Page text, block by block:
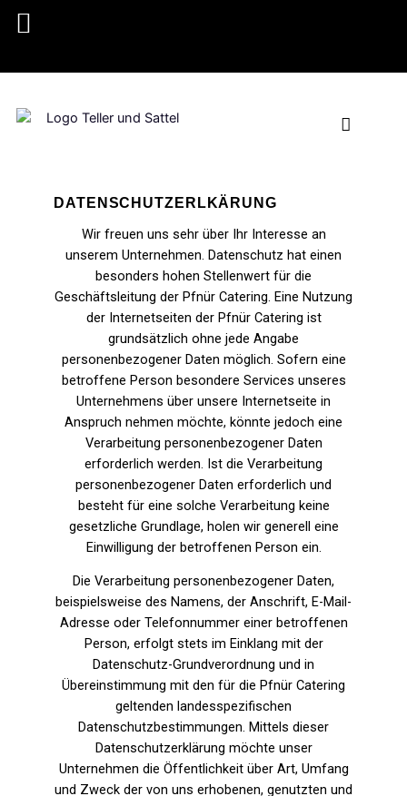
DATENSCHUTZERLKÄRUNG
Wir freuen uns sehr über Ihr Interesse an
unserem Unternehmen. Datenschutz hat einen
besonders hohen Stellenwert für die
Geschäftsleitung der Pfnür Catering. Eine Nutzung
der Internetseiten der Pfnür Catering ist
grundsätzlich ohne jede Angabe
personenbezogener Daten möglich. Sofern eine
betroffene Person besondere Services unseres
Unternehmens über unsere Internetseite in
Anspruch nehmen möchte, könnte jedoch eine
Verarbeitung personenbezogener Daten
erforderlich werden. Ist die Verarbeitung
personenbezogener Daten erforderlich und
besteht für eine solche Verarbeitung keine
gesetzliche Grundlage, holen wir generell eine
Einwilligung der betroffenen Person ein.
Die Verarbeitung personenbezogener Daten,
beispielsweise des Namens, der Anschrift, E-Mail-
Adresse oder Telefonnummer einer betroffenen
Person, erfolgt stets im Einklang mit der
Datenschutz-Grundverordnung und in
Übereinstimmung mit den für die Pfnür Catering
geltenden landesspezifischen
Datenschutzbestimmungen. Mittels dieser
Datenschutzerklärung möchte unser
Unternehmen die Öffentlichkeit über Art, Umfang
und Zweck der von uns erhobenen, genutzten und